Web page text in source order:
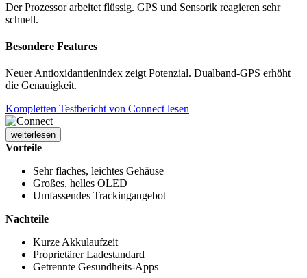
Der Prozessor arbeitet flüssig. GPS und Sensorik reagieren sehr
schnell.
Besondere Features
Neuer Antioxidantienindex zeigt Potenzial. Dualband-GPS erhöht
die Genauigkeit.
Kompletten Testbericht von Connect lesen
weiterlesen
Vorteile
Sehr flaches, leichtes Gehäuse
Großes, helles OLED
Umfassendes Trackingangebot
Nachteile
Kurze Akkulaufzeit
Proprietärer Ladestandard
Getrennte Gesundheits-Apps